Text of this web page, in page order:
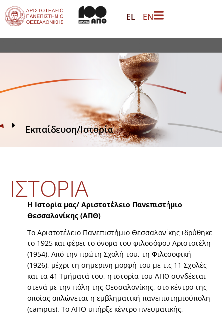
EL EN
Εκπαίδευση/Ιστορία
ΙΣΤΟΡΊΑ
Η Ιστορία μας/ Αριστοτέλειο Πανεπιστήμιο
Θεσσαλονίκης (ΑΠΘ)
Το Αριστοτέλειο Πανεπιστήμιο Θεσσαλονίκης ιδρύθηκε
το 1925 και φέρει το όνομα του φιλοσόφου Αριστοτέλη
(1954). Από την πρώτη Σχολή του, τη Φιλοσοφική
(1926), μέχρι τη σημερινή μορφή του με τις 11 Σχολές
και τα 41 Τμήματά του, η ιστορία του ΑΠΘ συνδέεται
στενά με την πόλη της Θεσσαλονίκης, στο κέντρο της
οποίας απλώνεται η εμβληματική πανεπιστημιούπολη
(campus). Το ΑΠΘ υπήρξε κέντρο πνευματικής,